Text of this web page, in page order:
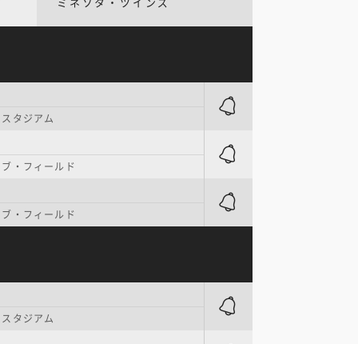
タジアム
・フィールド
・フィールド
タジアム